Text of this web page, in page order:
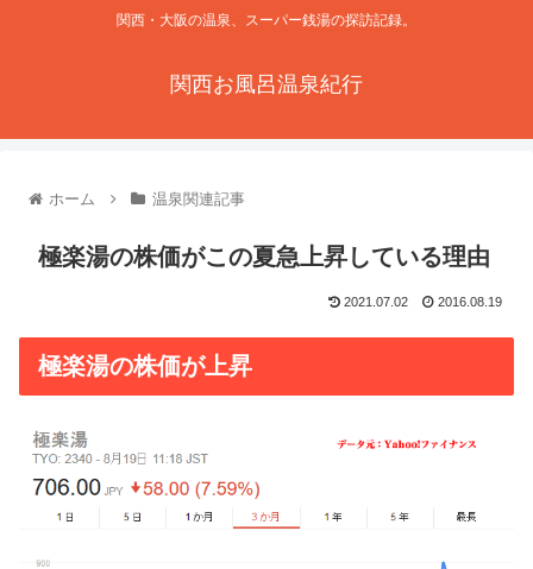
関西・大阪の温泉、スーパー銭湯の探訪記録。
関西お風呂温泉紀行
ホーム 温泉関連記事
極楽湯の株価がこの夏急上昇している理由
2021.07.02 2016.08.19
極楽湯の株価が上昇